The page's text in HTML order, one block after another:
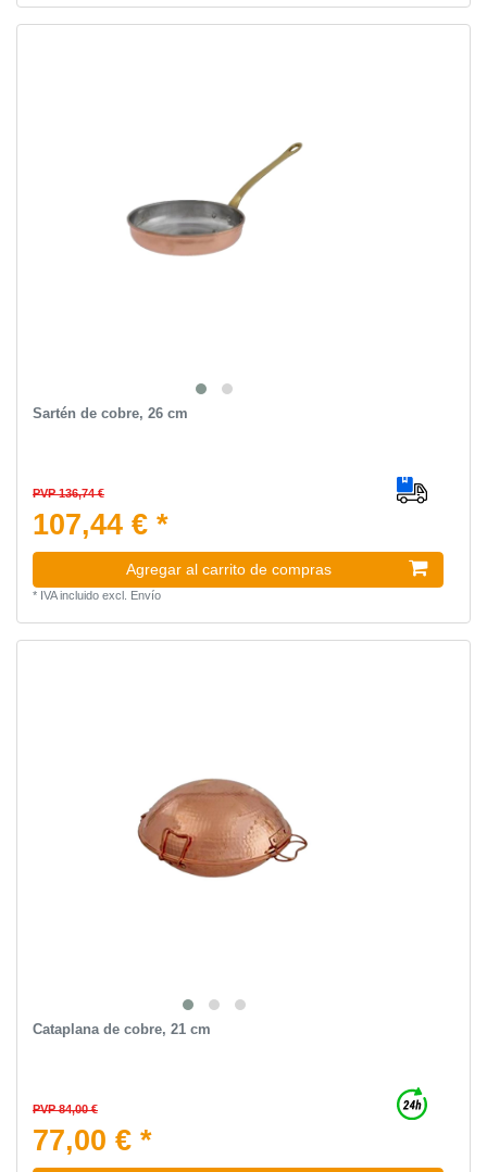
Sartén de cobre, 26 cm
PVP 136,74 €
107,44 € *
Agregar al carrito de compras
* IVA incluidoexcl. Envío
Сataplana de cobre, 21 cm
PVP 84,00 €
77,00 € *